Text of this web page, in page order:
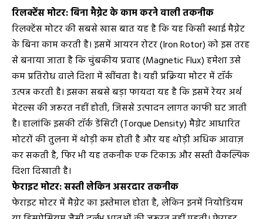
रिलक्टेंस मोटर: बिना मैग्नेट के काम करने वाली तकनीक
रिलक्टेंस मोटर की सबसे खास बात यह है कि यह किसी स्थाई मैग्नेट
के बिना काम करती है। इसमें आयरन रोटर (Iron Rotor) को इस तरह
से बनाया जाता है कि चुंबकीय प्रवाह (Magnetic Flux) हमेशा उसे
कम प्रतिरोध वाले दिशा में खींचता है। यही प्रक्रिया मोटर में टॉर्क
उत्पन्न करती है। इसका सबसे बड़ा फायदा यह है कि इसमें रेयर अर्थ
मेटल्स की जरूरत नहीं होती, जिससे उत्पादन लागत काफी घट जाती
है। हालांकि इसकी टॉर्क डेंसिटी (Torque Density) मैग्नेट आधारित
मोटरों की तुलना में थोड़ी कम होती है और यह थोड़ी अधिक आवाज़
कर सकती है, फिर भी यह तकनीक एक टिकाऊ और सस्ती वैकल्पिक
दिशा दिखाती है।
फेराइट मोटर: सस्ती लेकिन असरदार तकनीक
फेराइट मोटर में मैग्नेट का इस्तेमाल होता है, लेकिन इनमें नियोडियम